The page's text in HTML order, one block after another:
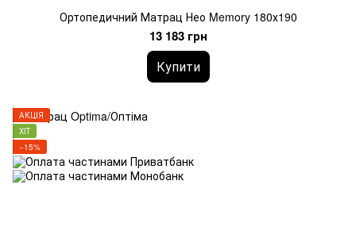
Ортопедичний Матрац Нео Memory 180х190
13 183 грн
Купити
АКЦІЯ
ХІТ
−15%